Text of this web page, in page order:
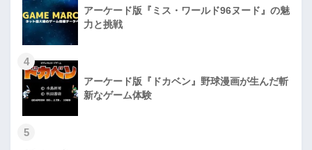
アーケード版『ミス・ワールド96ヌード』の魅
力と挑戦
4
アーケード版『ドカベン』野球漫画が生んだ斬
新なゲーム体験
5